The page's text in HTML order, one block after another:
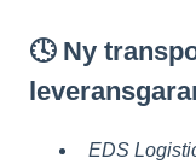
🕓 Ny
EDS